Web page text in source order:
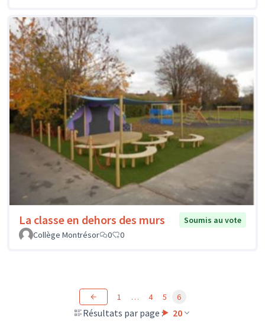
La classe en dehors des murs
Soumis au vote
Collège Montrésor
0 0
Résultats par page : 20
1 … 4 5 6